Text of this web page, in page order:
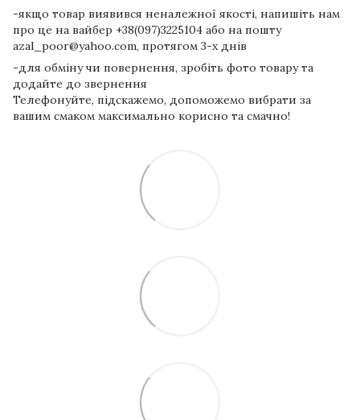
-якщо товар виявився неналежної якості, напишіть нам
про це на вайбер +38(097)3225104 або на пошту
azal_poor@yahoo.com, протягом 3-х днів
-для обміну чи повернення, зробіть фото товару та
додайте до звернення
Телефонуйте, підскажемо, допоможемо вибрати за
вашим смаком максимально корисно та смачно!